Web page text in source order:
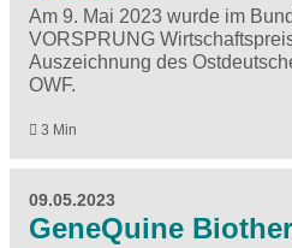
Am 9. Mai 2023 wurde im
VORSPRUNG
Auszeichnung des
OWF.
3 Min
09.05.2023
GeneQuine